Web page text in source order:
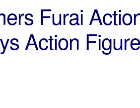
Furai
Action Figure